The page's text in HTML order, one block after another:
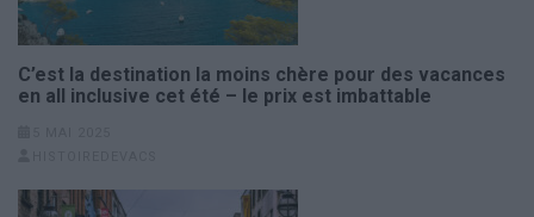
C’est la destination la moins chère pour des vacances
en all inclusive cet été – le prix est imbattable